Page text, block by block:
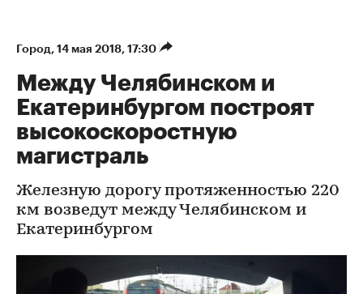
Город⁠, 14 мая 2018, 17:30
Между Челябинском и
Екатеринбургом построят
высокоскоростную
магистраль
Железную дорогу протяженностью 220
км возведут между Челябинском и
Екатеринбургом